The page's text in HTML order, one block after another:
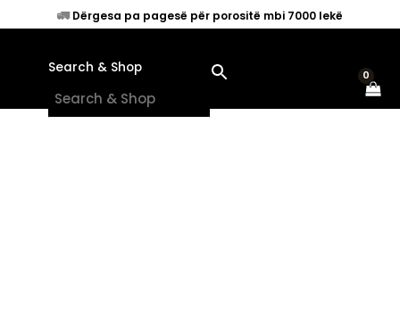
to
🚛Dërgesa pa pagesë për porositë mbi 7000 lekë
Search & Shop